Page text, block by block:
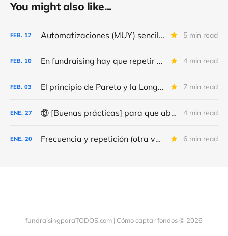
You might also like...
FEB. 17 Automatizaciones (MUY) sencillas para conseguir (MÁS) “leads” y donativos 5 min read
FEB. 10 En fundraising hay que repetir y repetir, como en el día de la marmota 4 min read
FEB. 03 El principio de Pareto y la Long Tail 7 min read
ENE. 27 ⑬ [Buenas prácticas] para que abran (más) tus correos y consigas (más y mejores) donativos 4 min read
ENE. 20 Frecuencia y repetición (otra vez) de los correos de fundraising 6 min read
fundraisingparaTODOS.com | Cómo captar fondos © 2026